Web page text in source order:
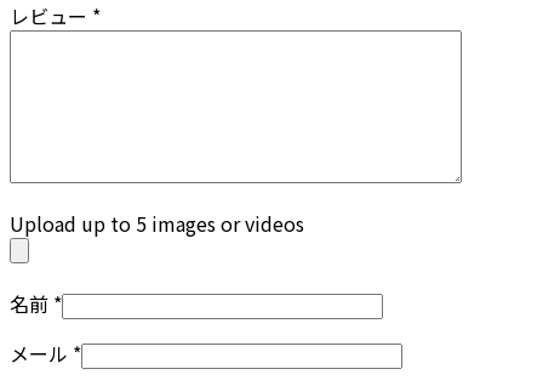
レビュー *
Upload up to 5 images or videos
名前 *
メール *